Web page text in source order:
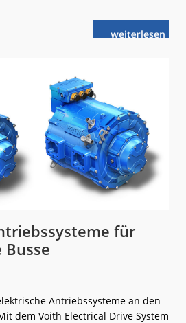
weiterlese
nRetrofit:
für
Antriebssysteme an den
dem Voith Electrical Drive System